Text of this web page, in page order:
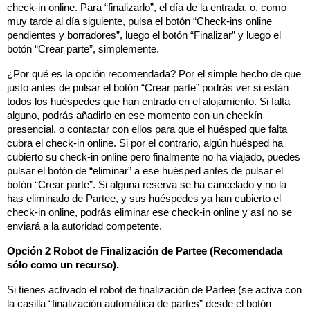
check-in online. Para “finalizarlo”, el día de la entrada, o, como
muy tarde al día siguiente, pulsa el botón “Check-ins online
pendientes y borradores”, luego el botón “Finalizar” y luego el
botón “Crear parte”, simplemente.
¿Por qué es la opción recomendada? Por el simple hecho de que
justo antes de pulsar el botón “Crear parte” podrás ver si están
todos los huéspedes que han entrado en el alojamiento. Si falta
alguno, podrás añadirlo en ese momento con un checkín
presencial, o contactar con ellos para que el huésped que falta
cubra el check-in online. Si por el contrario, algún huésped ha
cubierto su check-in online pero finalmente no ha viajado, puedes
pulsar el botón de “eliminar” a ese huésped antes de pulsar el
botón “Crear parte”. Si alguna reserva se ha cancelado y no la
has eliminado de Partee, y sus huéspedes ya han cubierto el
check-in online, podrás eliminar ese check-in online y así no se
enviará a la autoridad competente.
Opción 2 Robot de Finalización de Partee (Recomendada
sólo como un recurso).
Si tienes activado el robot de finalización de Partee (se activa con
la casilla “finalización automática de partes” desde el botón